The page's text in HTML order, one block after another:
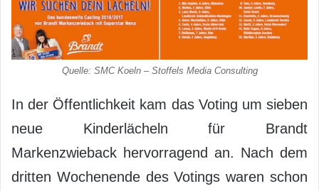
Quelle: SMC Koeln – Stoffels Media Consulting
In der Öffentlichkeit kam das Voting um sieben
neue Kinderlächeln für Brandt
Markenzwieback hervorragend an. Nach dem
dritten Wochenende des Votings waren schon